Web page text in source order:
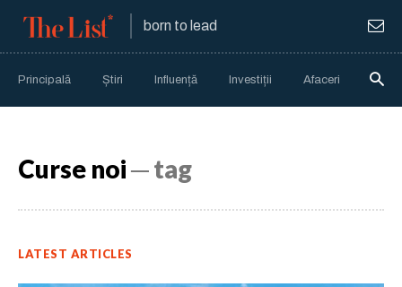
born to lead
Principală Știri Influență Investiții Afaceri
Curse noi─ tag
LATEST ARTICLES